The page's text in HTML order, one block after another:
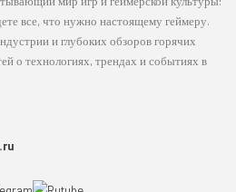
все, что нужно настоящему геймеру.
и глубоких обзоров горячих
о технологиях, трендах и событиях в